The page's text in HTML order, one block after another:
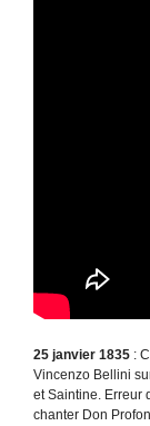
25 janvier 1835 :
Vincenzo Bellini
et Saintine. Erreur
chanter Don